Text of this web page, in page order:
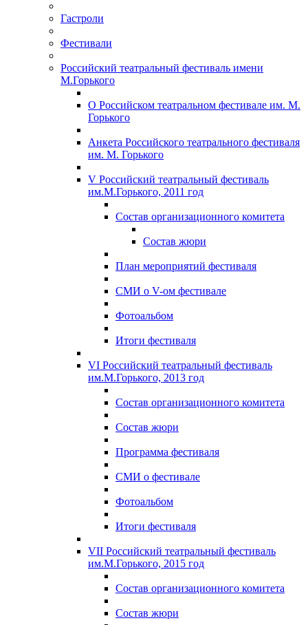
Гастроли
Фестивали
Российский театральный фестиваль имени
М.Горького
О Российском театральном фестивале им. М.
Горького
Анкета Российского театрального фестиваля
им. М. Горького
V Российский театральный фестиваль
им.М.Горького, 2011 год
Состав организационного комитета
Состав жюри
План мероприятий фестиваля
СМИ о V-ом фестивале
Фотоальбом
Итоги фестиваля
VI Российский театральный фестиваль
им.М.Горького, 2013 год
Состав организационного комитета
Состав жюри
Программа фестиваля
СМИ о фестивале
Фотоальбом
Итоги фестиваля
VII Российский театральный фестиваль
им.М.Горького, 2015 год
Состав организационного комитета
Состав жюри